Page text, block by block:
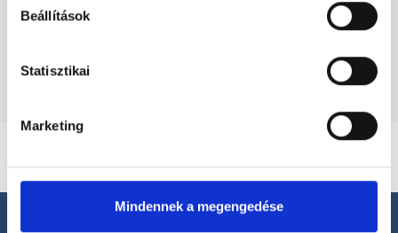
Beállítások
Statisztikai
Marketing
Mindennek a megengedése
Budapesti és vidéki gyermek